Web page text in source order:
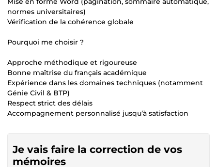
normes universitaires)
Vérification de la cohérence globale
Pourquoi me choisir ?
Approche méthodique et rigoureuse
Bonne maîtrise du français académique
Expérience dans les domaines techniques (notamment
Génie Civil & BTP)
Respect strict des délais
Accompagnement personnalisé jusqu’à satisfaction
Je vais faire la correction de vos
mémoires